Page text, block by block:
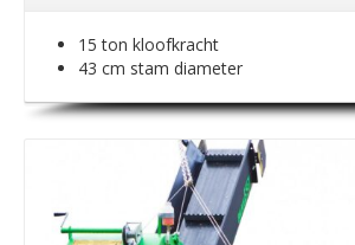
15 ton kloofkracht
43 cm stam diameter